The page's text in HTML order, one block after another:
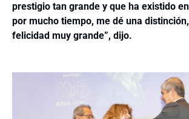
prestigio tan grande y que ha existido
por mucho tiempo, me dé una
felicidad muy grande”, dijo.